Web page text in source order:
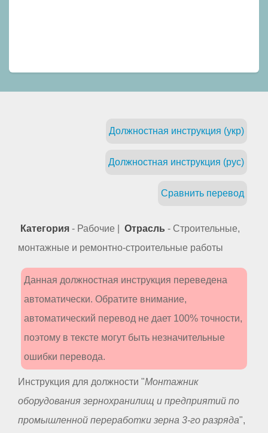
Должностная инструкция (укр)
Должностная инструкция (рус)
Сравнить перевод
Категория - Рабочие | Отрасль - Строительные,
монтажные и ремонтно-строительные работы
Данная должностная инструкция переведена
автоматически. Обратите внимание,
автоматический перевод не дает 100% точности,
поэтому в тексте могут быть незначительные
ошибки перевода.
Инструкция для должности "Монтажник
оборудования зернохранилищ и предприятий по
промышленной переработки зерна 3-го разряда",